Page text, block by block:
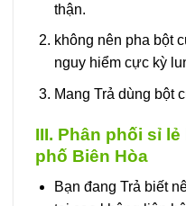
thận.
không nên pha bột
nguy hiểm cực kỳ
Mang Trả dùng bột
III. Phân phối sỉ
phố Biên Hòa
Bạn đang Trả biết